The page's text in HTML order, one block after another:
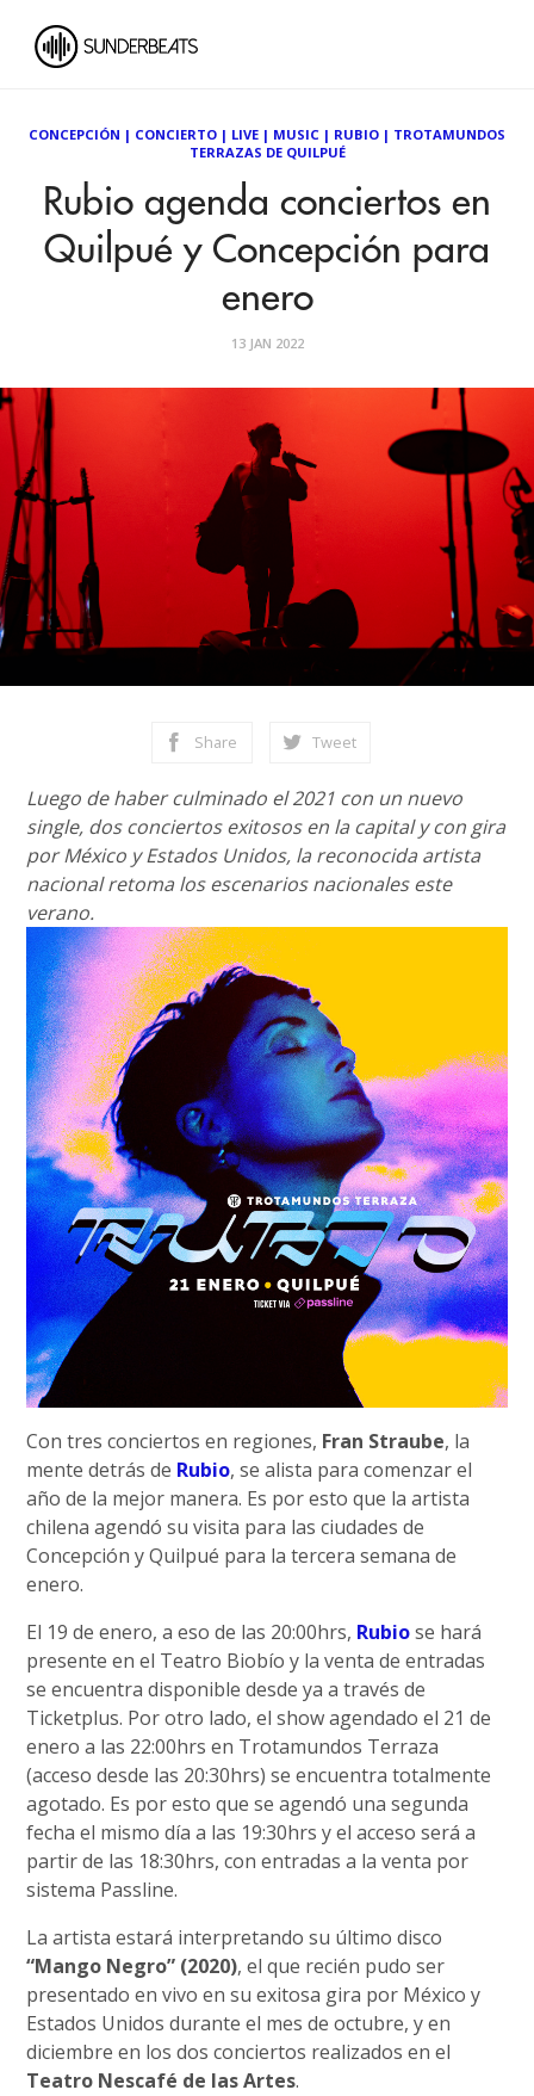
CONCEPCIÓN | CONCIERTO | LIVE | MUSIC | RUBIO | TROTAMUNDOS
TERRAZAS DE QUILPUÉ
Rubio agenda conciertos en
Quilpué y Concepción para
enero
13 JAN 2022
Share Tweet
Luego de haber culminado el 2021 con un nuevo
single, dos conciertos exitosos en la capital y con gira
por México y Estados Unidos, la reconocida artista
nacional retoma los escenarios nacionales este
verano.
Con tres conciertos en regiones, Fran Straube, la
mente detrás de Rubio, se alista para comenzar el
año de la mejor manera. Es por esto que la artista
chilena agendó su visita para las ciudades de
Concepción y Quilpué para la tercera semana de
enero.
El 19 de enero, a eso de las 20:00hrs, Rubiose hará
presente en el Teatro Biobío y la venta de entradas
se encuentra disponible desde ya a través de
Ticketplus. Por otro lado, el show agendado el 21 de
enero a las 22:00hrs en Trotamundos Terraza
(acceso desde las 20:30hrs) se encuentra totalmente
agotado. Es por esto que se agendó una segunda
fecha el mismo día a las 19:30hrs y el acceso será a
partir de las 18:30hrs, con entradas a la venta por
sistema Passline.
La artista estará interpretando su último disco
“Mango Negro” (2020), el que recién pudo ser
presentado en vivo en su exitosa gira por México y
Estados Unidos durante el mes de octubre, y en
diciembre en los dos conciertos realizados en el
Teatro Nescafé de las Artes.